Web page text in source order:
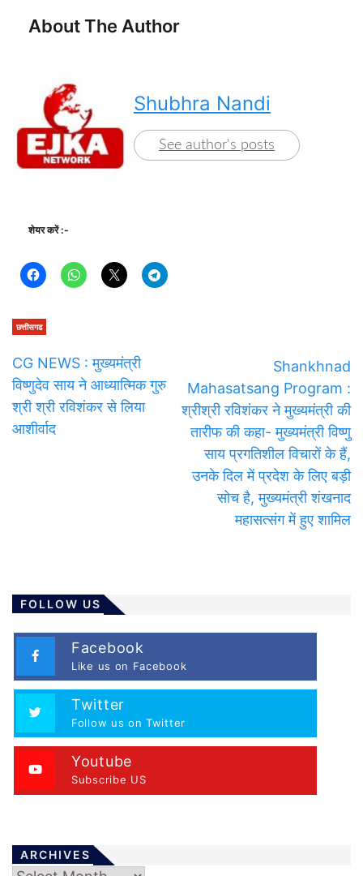
About The Author
Shubhra Nandi
See author's posts
शेयर करें :-
छत्तीसगढ
CG NEWS : मुख्यमंत्री
विष्णुदेव साय ने आध्यात्मिक गुरु
श्री श्री रविशंकर से लिया
आशीर्वाद
Shankhnad
Mahasatsang Program :
श्रीश्री रविशंकर ने मुख्यमंत्री की
तारीफ की कहा- मुख्यमंत्री विष्णु
साय प्रगतिशील विचारों के हैं,
उनके दिल में प्रदेश के लिए बड़ी
सोच है, मुख्यमंत्री शंखनाद
महासत्संग में हुए शामिल
FOLLOW US
Facebook
Like us on Facebook
Twitter
Follow us on Twitter
Youtube
Subscribe US
ARCHIVES